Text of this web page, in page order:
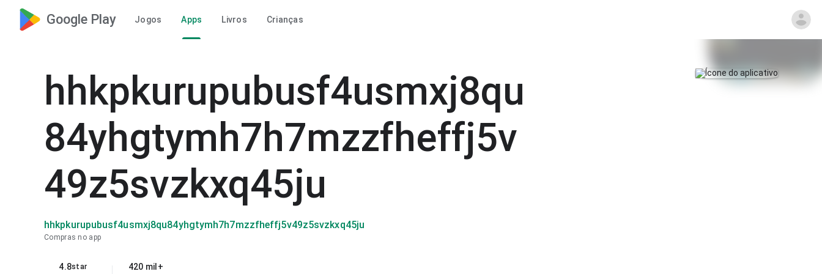
Google Play Jogos Apps Livros Crianças
hhkpkurupubusf4usmxj8qu
84yhgtymh7h7mzzfheffj5v
49z5svzkxq45ju
hhkpkurupubusf4usmxj8qu84yhgtymh7h7mzzfheffj5v49z5svzkxq45ju
Compras no app
4.8star
420 mil+